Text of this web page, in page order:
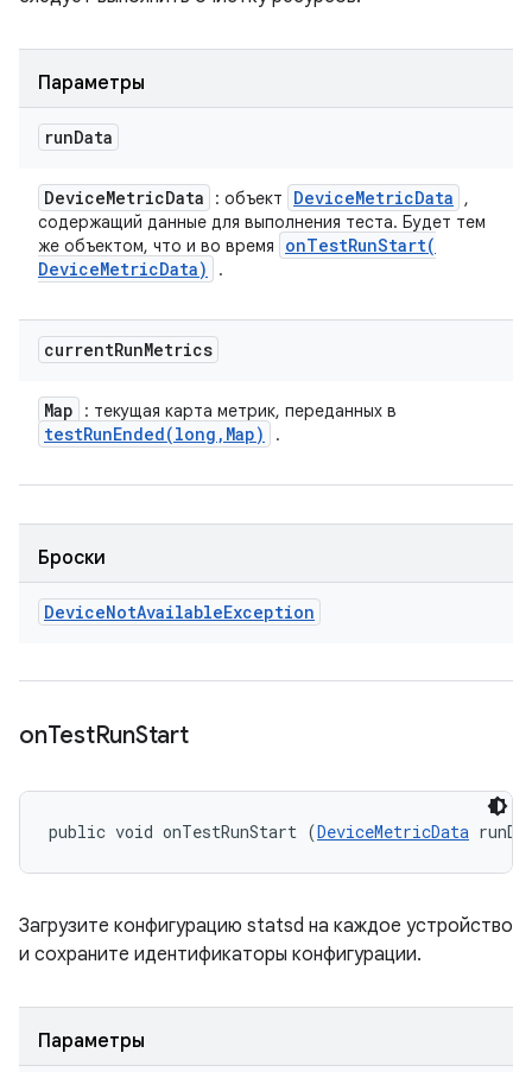
Параметры
runData
DeviceMetricData : объект DeviceMetricData
,
содержащий данные для выполнения теста. Будет тем
же объектом, что и во время
onTestRunStart(
DeviceMetricData) .
currentRunMetrics
Map : текущая карта метрик, переданных в
testRunEnded(long , Map) .
Броски
DeviceNotAvailableException
onTestRunStart
public void onTestRunStart (DeviceMetricData
Загрузите конфигурацию statsd на каждое устройство
и сохраните идентификаторы конфигурации.
Параметры